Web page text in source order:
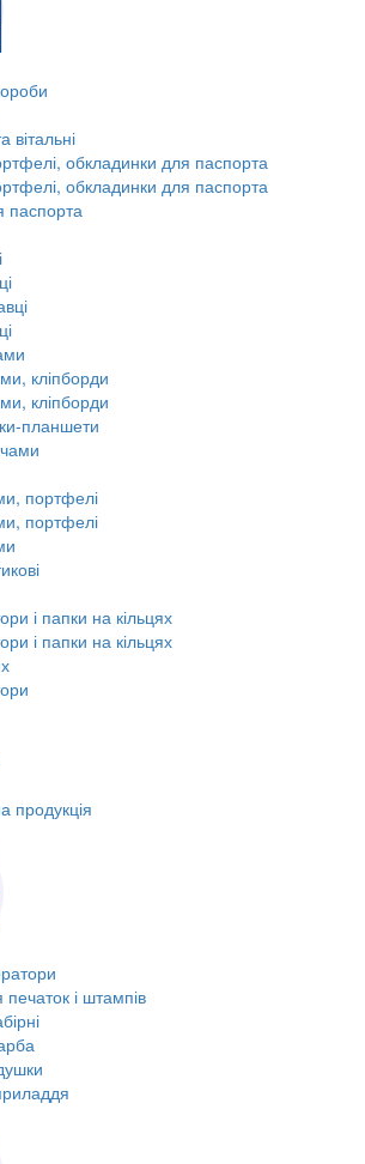
вітальні
обкладинки для паспорта
обкладинки для паспорта
паспорта
кліпборди
кліпборди
планшети
портфелі
портфелі
і папки на кільцях
і папки на кільцях
продукція
і штампів